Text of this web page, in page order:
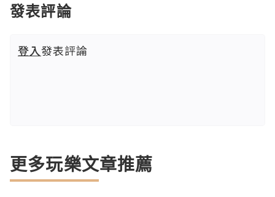
發表評論
登入發表評論
更多玩樂文章推薦